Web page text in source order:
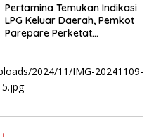
Pertamina Temukan Indikasi
LPG Keluar Daerah, Pemkot
Parepare Perketat
2024/11/IMG-20241109-